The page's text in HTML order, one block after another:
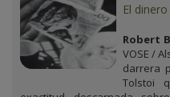
El
Robert
VOSE /
darrera
Tolstoi